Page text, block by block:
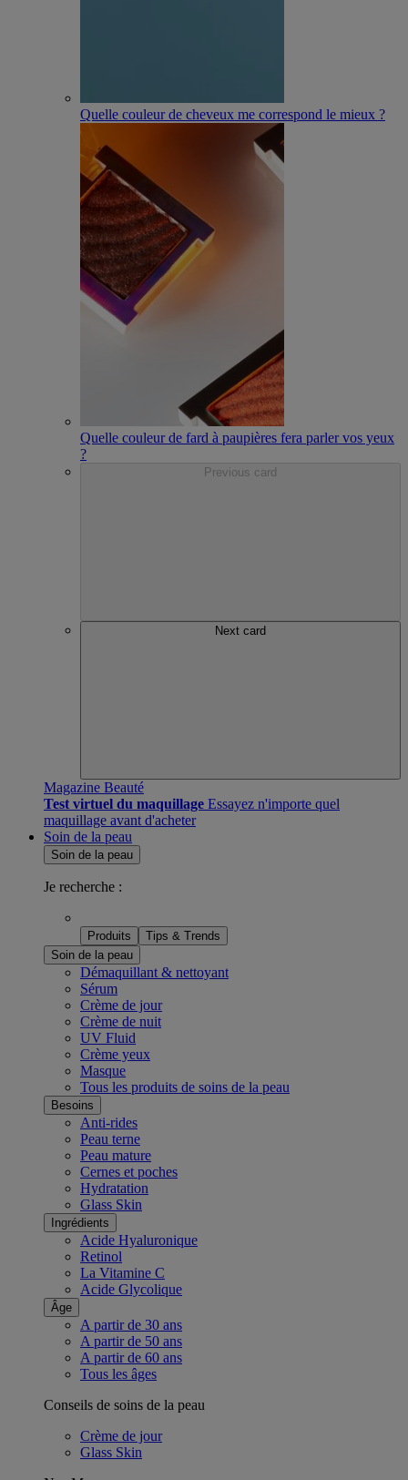
Quelle couleur de cheveux me correspond le mieux ?
Quelle couleur de fard à paupières fera parler vos yeux
?
Previous card
Next card
Magazine Beauté
Test virtuel du maquillage Essayez n'importe quel
maquillage avant d'acheter
Soin de la peau
Soin de la peau
Je recherche :
Produits
Tips & Trends
Soin de la peau
Démaquillant & nettoyant
Sérum
Crème de jour
Crème de nuit
UV Fluid
Crème yeux
Masque
Tous les produits de soins de la peau
Besoins
Anti-rides
Peau terne
Peau mature
Cernes et poches
Hydratation
Glass Skin
Ingrédients
Acide Hyaluronique
Retinol
La Vitamine C
Acide Glycolique
Âge
A partir de 30 ans
A partir de 50 ans
A partir de 60 ans
Tous les âges
Conseils de soins de la peau
Crème de jour
Glass Skin